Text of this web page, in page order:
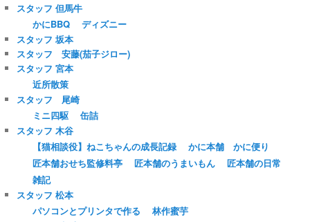
スタッフ 但馬牛
かにBBQ
ディズニー
スタッフ 坂本
スタッフ 安藤(茄子ジロー)
スタッフ 宮本
近所散策
スタッフ 尾崎
ミニ四駆
缶詰
スタッフ 木谷
【猫相談役】ねこちゃんの成長記録
かに本舗 かに便り
匠本舗おせち監修料亭
匠本舗のうまいもん
匠本舗の日常
雑記
スタッフ 松本
パソコンとプリンタで作る
林作蜜芋